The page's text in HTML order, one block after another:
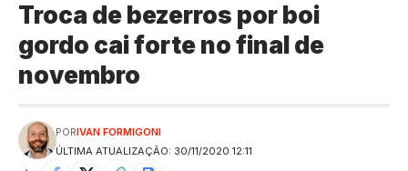
Troca de bezerros por boi
gordo cai forte no final de
novembro
ÚLTIMA ATUALIZAÇÃO: 30/11/2020 12:11
PORIVAN FORMIGONI